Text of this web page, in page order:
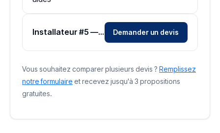
Installateur #5 — Zone Loire-Atlantique Demander un devis
Vous souhaitez comparer plusieurs devis ? Remplissez
notre formulaire et recevez jusqu'à 3 propositions
gratuites.